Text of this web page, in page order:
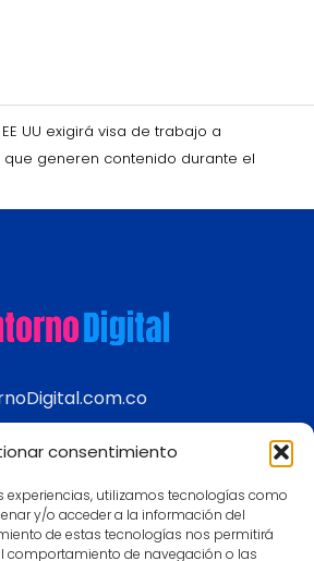
consentimiento
experiencias, utilizamos tecnologías como
y/o acceder a la información del
de estas tecnologías nos permitirá
comportamiento de navegación o las
EE UU exigirá visa de trabajo a
que generen contenido durante el
modernos
Aviso legal
de Privacidad